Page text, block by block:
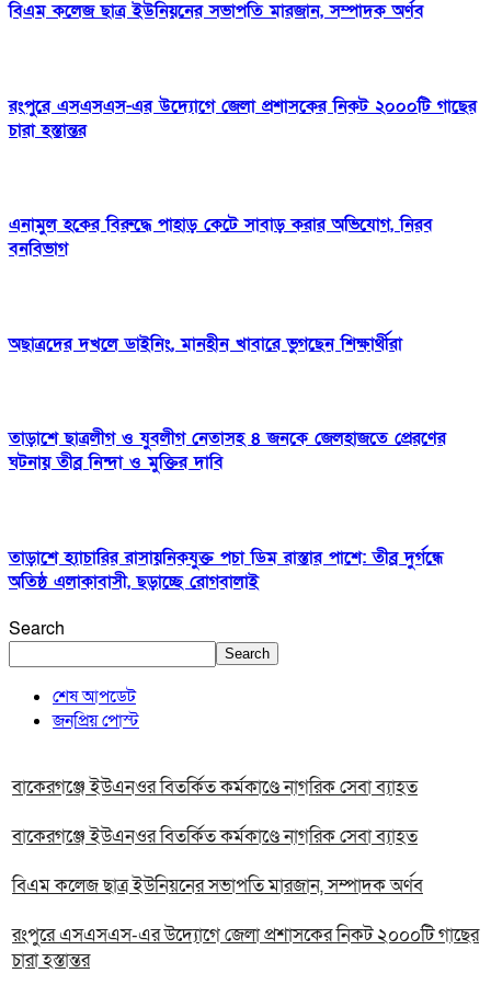
বিএম কলেজ ছাত্র ইউনিয়নের সভাপতি মারজান, সম্পাদক অর্ণব
রংপুরে এসএসএস-এর উদ্যোগে জেলা প্রশাসকের নিকট ২০০০টি গাছের
চারা হস্তান্তর
এনামুল হকের বিরুদ্ধে পাহাড় কেটে সাবাড় করার অভিযোগ, নিরব
বনবিভাগ
অছাত্রদের দখলে ডাইনিং, মানহীন খাবারে ভুগছেন শিক্ষার্থীরা
তাড়াশে ছাত্রলীগ ও যুবলীগ নেতাসহ ৪ জনকে জেলহাজতে প্রেরণের
ঘটনায় তীব্র নিন্দা ও মুক্তির দাবি
তাড়াশে হ্যাচারির রাসায়নিকযুক্ত পচা ডিম রাস্তার পাশে: তীব্র দুর্গন্ধে
অতিষ্ঠ এলাকাবাসী, ছড়াচ্ছে রোগবালাই
Search
Search
শেষ আপডেট
জনপ্রিয় পোস্ট
বাকেরগঞ্জে ইউএনওর বিতর্কিত কর্মকাণ্ডে নাগরিক সেবা ব্যাহত
বাকেরগঞ্জে ইউএনওর বিতর্কিত কর্মকাণ্ডে নাগরিক সেবা ব্যাহত
বিএম কলেজ ছাত্র ইউনিয়নের সভাপতি মারজান, সম্পাদক অর্ণব
রংপুরে এসএসএস-এর উদ্যোগে জেলা প্রশাসকের নিকট ২০০০টি গাছের
চারা হস্তান্তর